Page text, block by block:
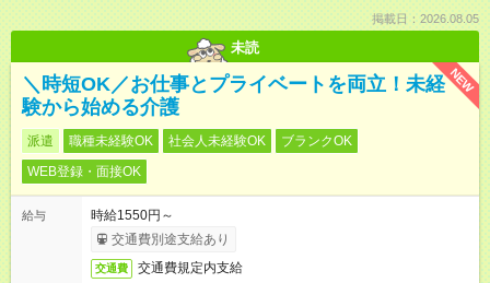
掲載日：2026.08.05
未読
NEW
＼時短OK／お仕事とプライベートを両立！未経
験から始める介護
派遣 職種未経験OK 社会人未経験OK
ブランクOK
WEB登録・面接OK
給与
時給1550円～
交通費別途支給あり
交通費 交通費規定内支給